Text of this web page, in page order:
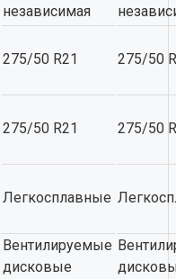
независимая
275/50 R21 275/50
275/50 R21 275/50
Легкосплавные
Вентилируемые
дисковые